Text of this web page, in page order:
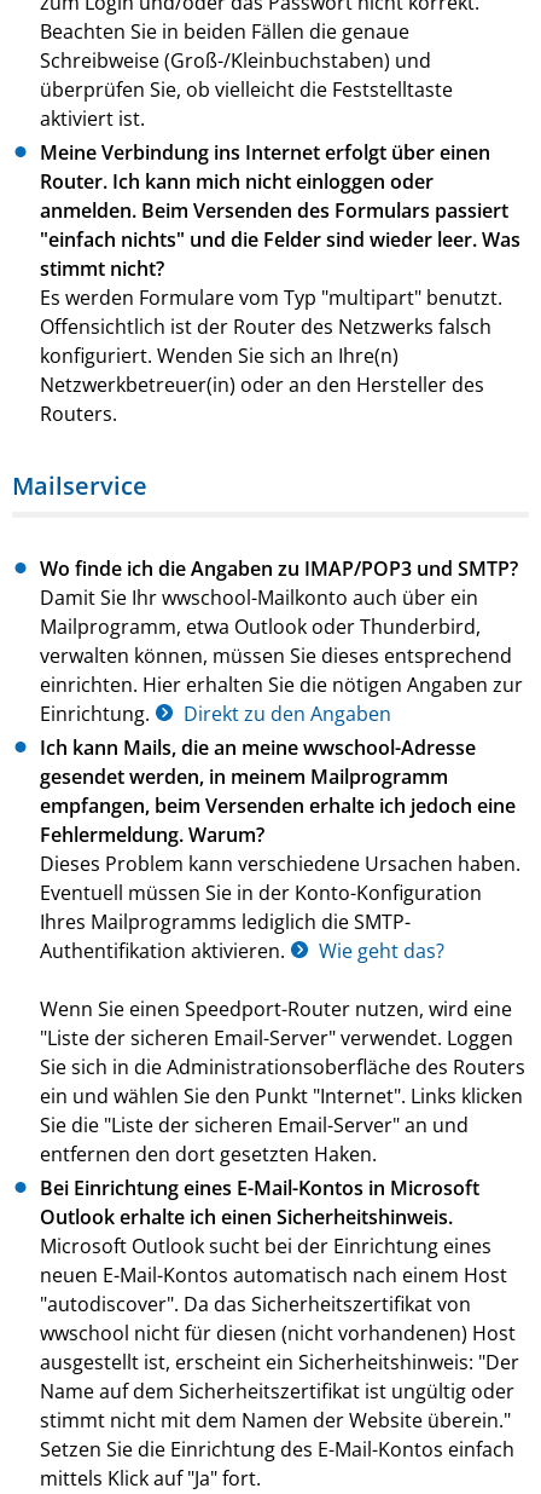
Beachten Sie in beiden Fällen die genaue
Schreibweise (Groß-/Kleinbuchstaben) und
überprüfen Sie, ob vielleicht die Feststelltaste
aktiviert ist.
Meine Verbindung ins Internet erfolgt über einen
Router. Ich kann mich nicht einloggen oder
anmelden. Beim Versenden des Formulars passiert
"einfach nichts" und die Felder sind wieder leer. Was
stimmt nicht?
Es werden Formulare vom Typ "multipart" benutzt.
Offensichtlich ist der Router des Netzwerks falsch
konfiguriert. Wenden Sie sich an Ihre(n)
Netzwerkbetreuer(in) oder an den Hersteller des
Routers.
Mailservice
Wo finde ich die Angaben zu IMAP/POP3 und SMTP?
Damit Sie Ihr wwschool-Mailkonto auch über ein
Mailprogramm, etwa Outlook oder Thunderbird,
verwalten können, müssen Sie dieses entsprechend
einrichten. Hier erhalten Sie die nötigen Angaben zur
Einrichtung.
Direkt zu den Angaben
Ich kann Mails, die an meine wwschool-Adresse
gesendet werden, in meinem Mailprogramm
empfangen, beim Versenden erhalte ich jedoch eine
Fehlermeldung. Warum?
Dieses Problem kann verschiedene Ursachen haben.
Eventuell müssen Sie in der Konto-Konfiguration
Ihres Mailprogramms lediglich die SMTP-
Authentifikation aktivieren.
Wie geht das?
Wenn Sie einen Speedport-Router nutzen, wird eine
"Liste der sicheren Email-Server" verwendet. Loggen
Sie sich in die Administrationsoberfläche des Routers
ein und wählen Sie den Punkt "Internet". Links klicken
Sie die "Liste der sicheren Email-Server" an und
entfernen den dort gesetzten Haken.
Bei Einrichtung eines E-Mail-Kontos in Microsoft
Outlook erhalte ich einen Sicherheitshinweis.
Microsoft Outlook sucht bei der Einrichtung eines
neuen E-Mail-Kontos automatisch nach einem Host
"autodiscover". Da das Sicherheitszertifikat von
wwschool nicht für diesen (nicht vorhandenen) Host
ausgestellt ist, erscheint ein Sicherheitshinweis: "Der
Name auf dem Sicherheitszertifikat ist ungültig oder
stimmt nicht mit dem Namen der Website überein."
Setzen Sie die Einrichtung des E-Mail-Kontos einfach
mittels Klick auf "Ja" fort.